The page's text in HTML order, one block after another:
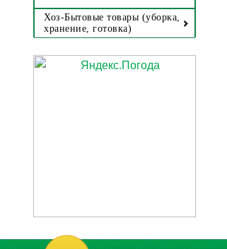
Хоз-Бытовые товары (уборка,
хранение, готовка)